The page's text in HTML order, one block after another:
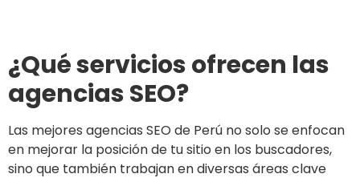
¿Qué servicios ofrecen las
agencias SEO?
Las mejores agencias SEO de Perú no solo se enfocan
en mejorar la posición de tu sitio en los buscadores,
sino que también trabajan en diversas áreas clave